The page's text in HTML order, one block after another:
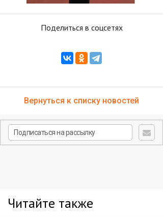
Поделиться в соцсетях
Вернуться к списку новостей
Читайте также